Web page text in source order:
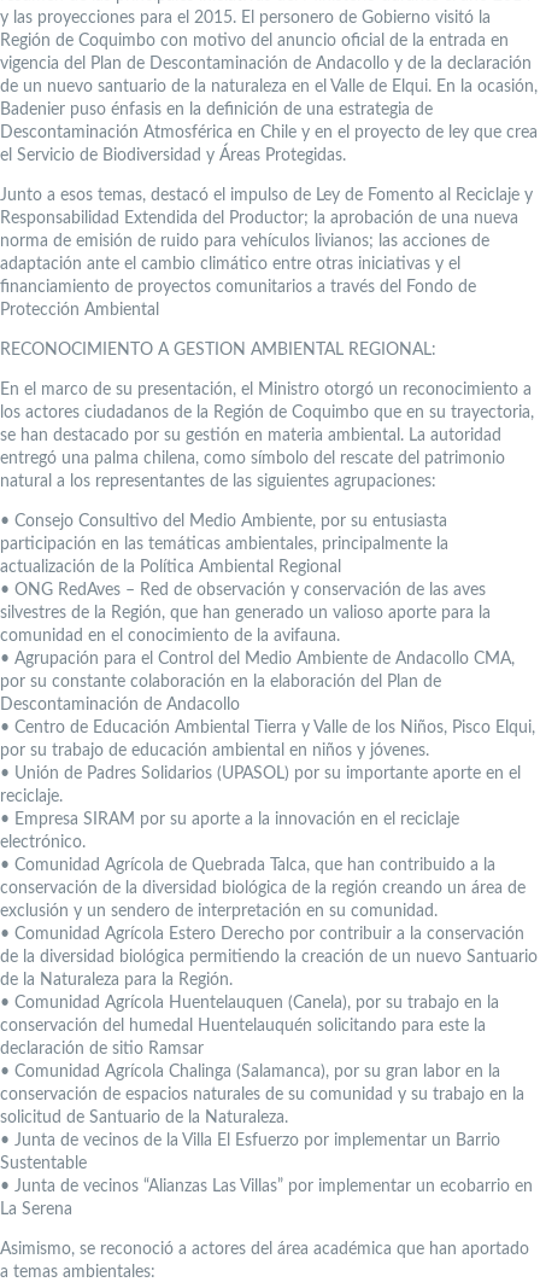
y las proyecciones para el 2015. El personero de Gobierno visitó la
Región de Coquimbo con motivo del anuncio oficial de la entrada en
vigencia del Plan de Descontaminación de Andacollo y de la declaración
de un nuevo santuario de la naturaleza en el Valle de Elqui. En la ocasión,
Badenier puso énfasis en la definición de una estrategia de
Descontaminación Atmosférica en Chile y en el proyecto de ley que crea
el Servicio de Biodiversidad y Áreas Protegidas.
Junto a esos temas, destacó el impulso de Ley de Fomento al Reciclaje y
Responsabilidad Extendida del Productor; la aprobación de una nueva
norma de emisión de ruido para vehículos livianos; las acciones de
adaptación ante el cambio climático entre otras iniciativas y el
financiamiento de proyectos comunitarios a través del Fondo de
Protección Ambiental
RECONOCIMIENTO A GESTION AMBIENTAL REGIONAL:
En el marco de su presentación, el Ministro otorgó un reconocimiento a
los actores ciudadanos de la Región de Coquimbo que en su trayectoria,
se han destacado por su gestión en materia ambiental. La autoridad
entregó una palma chilena, como símbolo del rescate del patrimonio
natural a los representantes de las siguientes agrupaciones:
• Consejo Consultivo del Medio Ambiente, por su entusiasta
participación en las temáticas ambientales, principalmente la
actualización de la Política Ambiental Regional
• ONG RedAves – Red de observación y conservación de las aves
silvestres de la Región, que han generado un valioso aporte para la
comunidad en el conocimiento de la avifauna.
• Agrupación para el Control del Medio Ambiente de Andacollo CMA,
por su constante colaboración en la elaboración del Plan de
Descontaminación de Andacollo
• Centro de Educación Ambiental Tierra y Valle de los Niños, Pisco Elqui,
por su trabajo de educación ambiental en niños y jóvenes.
• Unión de Padres Solidarios (UPASOL) por su importante aporte en el
reciclaje.
• Empresa SIRAM por su aporte a la innovación en el reciclaje
electrónico.
• Comunidad Agrícola de Quebrada Talca, que han contribuido a la
conservación de la diversidad biológica de la región creando un área de
exclusión y un sendero de interpretación en su comunidad.
• Comunidad Agrícola Estero Derecho por contribuir a la conservación
de la diversidad biológica permitiendo la creación de un nuevo Santuario
de la Naturaleza para la Región.
• Comunidad Agrícola Huentelauquen (Canela), por su trabajo en la
conservación del humedal Huentelauquén solicitando para este la
declaración de sitio Ramsar
• Comunidad Agrícola Chalinga (Salamanca), por su gran labor en la
conservación de espacios naturales de su comunidad y su trabajo en la
solicitud de Santuario de la Naturaleza.
• Junta de vecinos de la Villa El Esfuerzo por implementar un Barrio
Sustentable
• Junta de vecinos “Alianzas Las Villas” por implementar un ecobarrio en
La Serena
Asimismo, se reconoció a actores del área académica que han aportado
a temas ambientales: